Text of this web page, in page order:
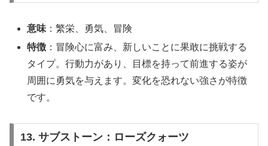
意味 ：繁栄、勇気、冒険
特徴 ：冒険心に富み、新しいことに果敢に挑戦する
タイプ。行動力があり、目標を持って前進する姿が
周囲に勇気を与えます。変化を恐れない強さが特徴
です。
13. サブストーン：ローズクォーツ